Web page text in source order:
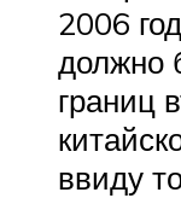
2006
должно
границ
ввиду